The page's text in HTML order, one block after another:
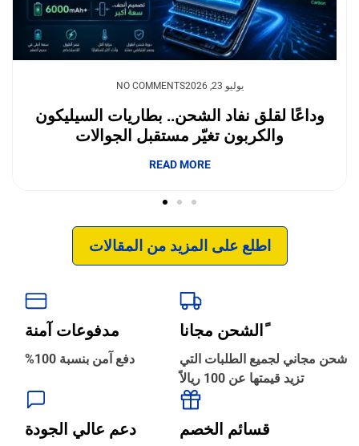
يوليو 23, 2026 NO COMMENTS
وداعًا لقلق نفاد الشحن.. بطاريات السيليكون
والكربون تغيّر مستقبل الجوالات
READ MORE
اطلع على المزيد من المقالات
ًالشحن مجانا
شحن مجاني لجميع الطلبات التي
تزيد قيمتها عن 100 ريالاً
مدفوعات آمنة
دفع آمن بنسبة 100%
قسائم الخصم دعم عالي الجودة
إبداع فور يو
الترجمة والبحوث ‹
الطباعة والأدوات المكتبية